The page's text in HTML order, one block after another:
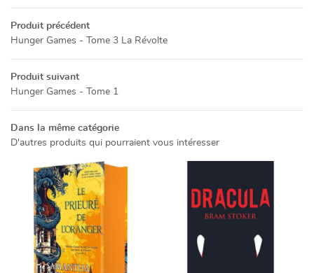
CATALOGUE
ACTUALITÉS
Produit précédent
Hunger Games - Tome 3 La Révolte
Produit suivant
Hunger Games - Tome 1
Dans la même catégorie
D'autres produits qui pourraient vous intéresser